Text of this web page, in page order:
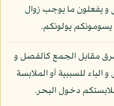
و يفعلون ما يوجب زوال
يولونكم.
مقابل الجمع كالفصل و
الباء للسببية أو الملابسة
دخول البحر.